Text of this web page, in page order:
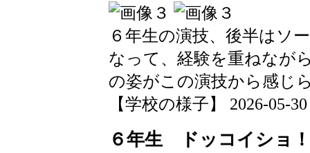
６年生の演技、後半はソ
なって、経験を重ねなが
の姿がこの演技から感じ
【学校の様子】 2026-05-
６年生 ドッコイショ